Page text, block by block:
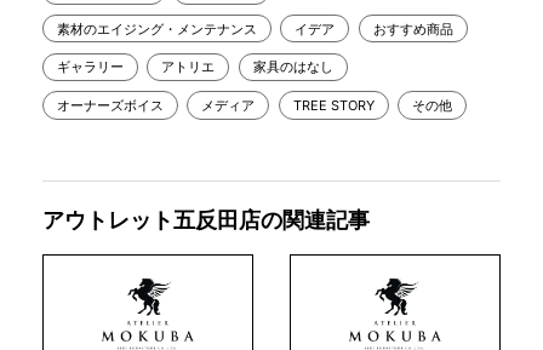
素材のエイジング・メンテナンス イデア おすすめ商品
ギャラリー アトリエ 家具のはなし
オーナーズボイス メディア TREE STORY その他
アウトレット五反田店の関連記事